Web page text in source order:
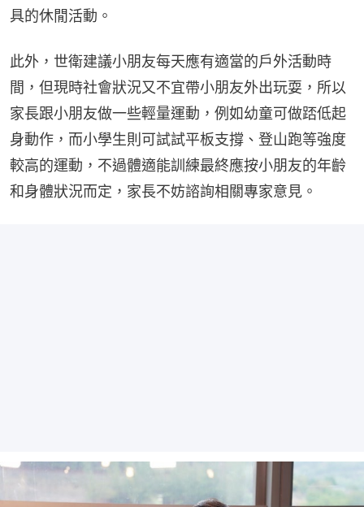
具的休閒活動。
此外，世衛建議小朋友每天應有適當的戶外活動時
間，但現時社會狀況又不宜帶小朋友外出玩耍，所以
家長跟小朋友做一些輕量運動，例如幼童可做踎低起
身動作，而小學生則可試試平板支撐、登山跑等強度
較高的運動，不過體適能訓練最終應按小朋友的年齡
和身體狀況而定，家長不妨諮詢相關專家意見。